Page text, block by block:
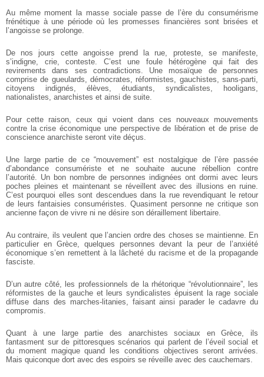
Au même moment la masse sociale passe de l’ère du consumérisme
frénétique àune période où les promesses financières sont brisées et
l’angoisse se prolonge.
De nos jours cette angoisse prend la rue, proteste, se manifeste,
s’indigne, crie, conteste. C’est une foule hétérogène qui fait des
revirements dans ses contradictions. Une mosaïque de personnes
comprise de gueulards, démocrates, réformistes, gauchistes, sans-parti,
citoyens indignés, élèves, étudiants, syndicalistes, hooligans,
nationalistes, anarchistes et ainsi de suite.
Pour cette raison, ceux qui voient dans ces nouveaux mouvements
contre lacrise économique une perspective de libération et de prise de
conscience anarchiste seront vite déçus.
Une large partie de ce “mouvement” est nostalgique de l’ère passée
d’abondance consumériste et ne souhaite aucune rébellion contre
l’autorité. Un bon nombre de personnes indignées ont dormi avec leurs
poches pleines et maintenant seréveillent avec des illusions en ruine.
C’est pourquoi elles sont descendues dans la ruerevendiquant le retour
de leurs fantaisies consuméristes. Quasiment personne ne critique son
ancienne façon de vivre ni ne désire son déraillement libertaire.
Au contraire, ils veulent que l’ancien ordre des choses se maintienne. En
particulier en Grèce, quelques personnes devant la peur de l’anxiété
économique s’en remettent à la lâcheté du racisme et de la propagande
fasciste.
D’un autre côté, les professionnels de la rhétorique “révolutionnaire”, les
réformistes de la gauche et leurs syndicalistes épuisent la rage sociale
diffuse dans des marches-litanies, faisant ainsi parader le cadavre du
compromis.
Quant à une large partie des anarchistes sociaux en Grèce, ils
fantasment sur de pittoresques scénarios qui parlent de l’éveil social et
du moment magique quand les conditions objectives seront arrivées.
Mais quiconque dort avec des espoirs se réveille avec des cauchemars.